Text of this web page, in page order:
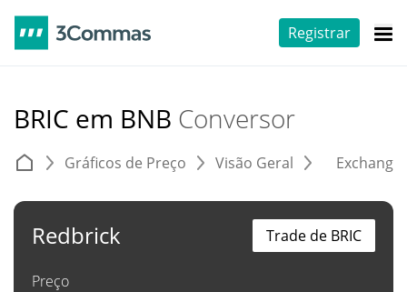
Registrar
BRIC em BNB Conversor
Gráficos de Preço Visão Geral
Redbrick
Preço
Trade de BRIC